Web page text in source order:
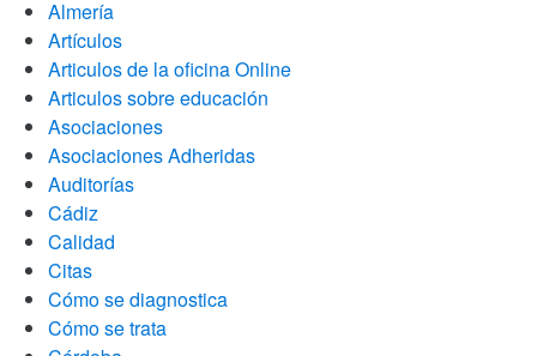
Almería
Artículos
Articulos de la oficina Online
Articulos sobre educación
Asociaciones
Asociaciones Adheridas
Auditorías
Cádiz
Calidad
Citas
Cómo se diagnostica
Cómo se trata